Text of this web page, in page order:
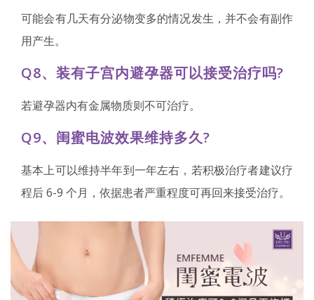
可能会有几天有分泌物变多的情况发生，并不会有副作
用产生。
Q8、装有子宫内避孕器可以接受治疗吗?
若避孕器内有金属物质则不可治疗。
Q9、闺蜜电波效果维持多久?
基本上可以维持半年到一年左右，若积极治疗者建议疗
程后 6-9 个月，依据患者严重程度可再回来接受治疗。